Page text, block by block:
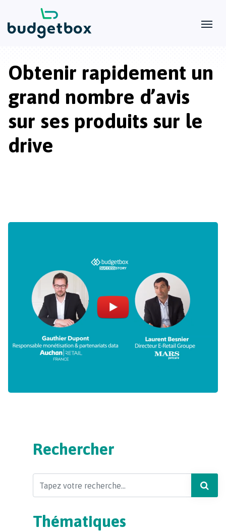
Obtenir rapidement un
grand nombre d’avis
sur ses produits sur le
drive
Rechercher
Thématiques